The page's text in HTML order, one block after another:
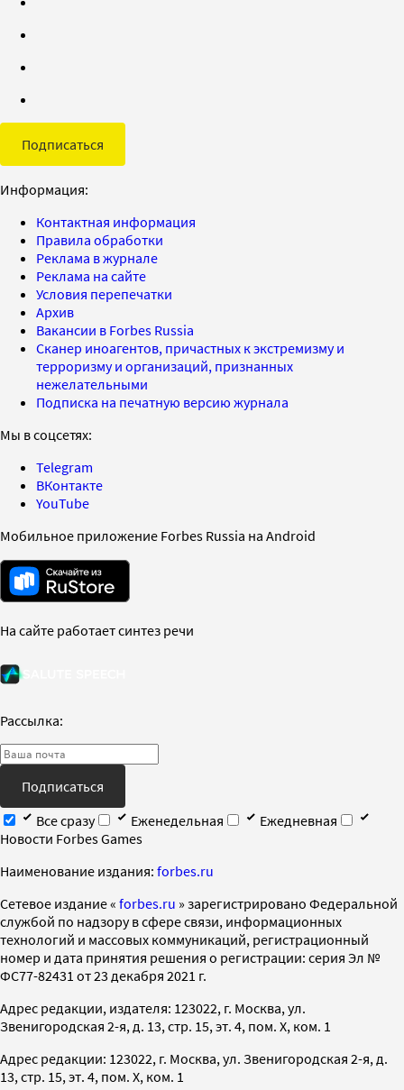
Подписаться
Информация:
Контактная информация
Правила обработки
Реклама в журнале
Реклама на сайте
Условия перепечатки
Архив
Вакансии в Forbes Russia
Сканер иноагентов, причастных к экстремизму и
терроризму и организаций, признанных
нежелательными
Подписка на печатную версию журнала
Мы в соцсетях:
Telegram
ВКонтакте
YouTube
Мобильное приложение Forbes Russia на Android
На сайте работает синтез речи
Рассылка:
Подписаться
Все сразу
Еженедельная
Ежедневная
Новости Forbes Games
Наименование издания: forbes.ru
Cетевое издание « forbes.ru » зарегистрировано Федеральной
службой по надзору в сфере связи, информационных
технологий и массовых коммуникаций, регистрационный
номер и дата принятия решения о регистрации: серия Эл №
ФС77-82431 от 23 декабря 2021 г.
Адрес редакции, издателя: 123022, г. Москва, ул.
Звенигородская 2-я, д. 13, стр. 15, эт. 4, пом. X, ком. 1
Адрес редакции: 123022, г. Москва, ул. Звенигородская 2-я, д.
13, стр. 15, эт. 4, пом. X, ком. 1